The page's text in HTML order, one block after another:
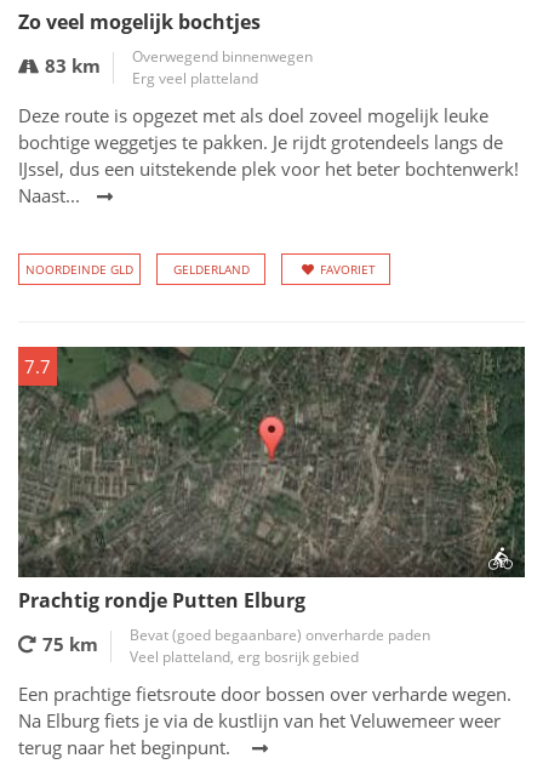
Zo veel mogelijk bochtjes
83 km
Overwegend binnenwegen
Erg veel platteland
Deze route is opgezet met als doel zoveel mogelijk leuke
bochtige weggetjes te pakken. Je rijdt grotendeels langs de
IJssel, dus een uitstekende plek voor het beter bochtenwerk!
Naast...
NOORDEINDE GLD GELDERLAND FAVORIET
7.7
Prachtig rondje Putten Elburg
75 km
Bevat (goed begaanbare) onverharde paden
Veel platteland, erg bosrijk gebied
Een prachtige fietsroute door bossen over verharde wegen.
Na Elburg fiets je via de kustlijn van het Veluwemeer weer
terug naar het beginpunt.